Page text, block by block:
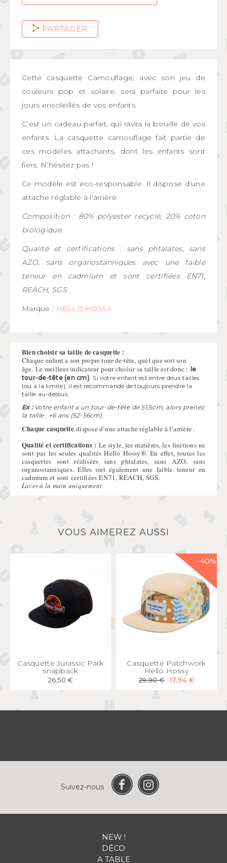
PARTAGER
Cette casquette Camouflage, avec son jeu de
couleurs pop et solaire, sera parfaite pour les
jours ensoleillés de vos enfants.
C’est un cadeau parfait, qui ravira la bouille de vos
enfants. La casquette camouflage fait partie de
ces modèles attachants, dont les enfants sont
fiers. N’hésitez pas !
Ce modèle est éco-responsable. Il dispose d'une
attache réglable à l'arrière.
Composition : 80% polyester recyclé, 20% coton
biologique.
Qualité et certifications : sans phtalates, sans
AZO, sans organostanniques avec une faible
teneur en cadmium et sont certifiées EN71,
REACH, SGS
Marque : HELLO HOSSY
Bien choisir sa taille de casquette :
Chaque enfant a son propre tour-de-tête, quel que soit son
âge.Le meilleur indicateur pour choisir sa taille est donc : le
tour-de-tête (en cm). Si votre enfant est entre deux tailles
(ou à la limite), il est recommandé de toujours prendre la
taille au-dessus.
Ex :Votre enfant a un tour-de-tête de 51,5cm, alors prenez
la taille : +6 ans (52-56cm).
Chaque casquettedispose d’une attache réglable à l’arrière .
Qualité et certifications :Le style, les matières, les finitions ne
sont pas les seules qualités Hello Hossy®. En effet, toutes les
casquettes sont réalisées sans phtalates, sans AZO, sans
organostanniques. Elles ont également une faible teneur en
cadmium et sont certifiées EN71, REACH, SGS.
Laver à la main uniquement
VOUS AIMEREZ AUSSI
APERÇU RAPIDE
Casquette Jurassic Park
snapback
26,50 €
APERÇU RAPIDE
Casquette Patchwork
Hello Hossy
29,90 €
-40%
17,94 €
Suivez-nous
NEW !
DÉCO
A TABLE